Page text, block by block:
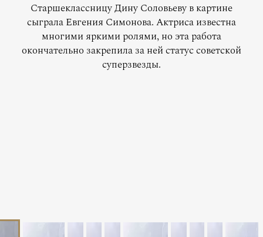
Старшеклассницу Дину Соловьеву в картине
сыграла Евгения Симонова. Актриса известна
многими яркими ролями, но эта работа
окончательно закрепила за ней статус советской
суперзвезды.